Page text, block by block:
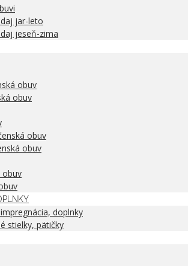
jar-leto
jeseň-zima
obuv
obuv
obuv
obuv
obuv
doplnky
stielky, pätičky